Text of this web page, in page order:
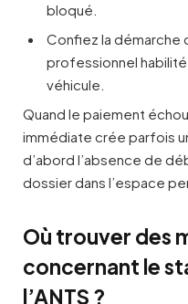
bloqué.
Confiez la démarche
professionnel
véhicule.
Quand le paiement
immédiate crée parfois
d’abord l’absence de
dossier dans l’espace
Où trouver des
concernant le
l’ANTS ?